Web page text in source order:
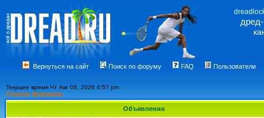
Вернуться на сайт Поиск по форуму FAQ Пользователи
Текущее время Чт Авг 06, 2026 4:57 pm
Список форумов
Объявления